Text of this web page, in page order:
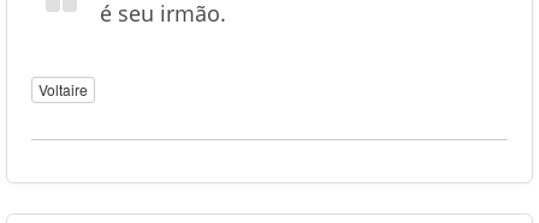
é seu irmão.
Voltaire